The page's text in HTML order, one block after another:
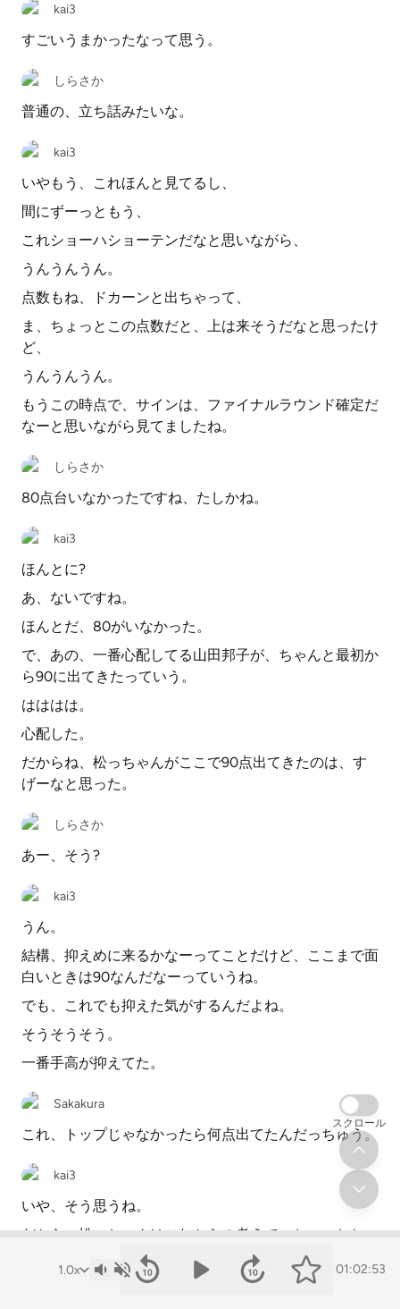
kai3
すごいうまかったなって思う。
しらさか
普通の、立ち話みたいな。
kai3
いやもう、これほんと見てるし、
間にずーっともう、
これショーハショーテンだなと思いながら、
うんうんうん。
点数もね、ドカーンと出ちゃって、
ま、ちょっとこの点数だと、上は来そうだなと思ったけ
ど、
うんうんうん。
もうこの時点で、サインは、ファイナルラウンド確定だ
なーと思いながら見てましたね。
しらさか
80点台いなかったですね、たしかね。
kai3
ほんとに?
あ、ないですね。
ほんとだ、80がいなかった。
で、あの、一番心配してる山田邦子が、ちゃんと最初か
ら90に出てきたっていう。
はははは。
心配した。
だからね、松っちゃんがここで90点出てきたのは、す
げーなと思った。
しらさか
あー、そう?
kai3
うん。
結構、抑えめに来るかなーってことだけど、ここまで面
白いときは90なんだなーっていうね。
でも、これでも抑えた気がするんだよね。
そうそうそう。
一番手高が抑えてた。
Sakakura
これ、トップじゃなかったら何点出てたんだっちゅう。
kai3
いや、そう思うね。
だから、松っちゃんはこれからの考えで、ちょっとね、
抑えたと思うんだよね。
01:02:53
スクロール